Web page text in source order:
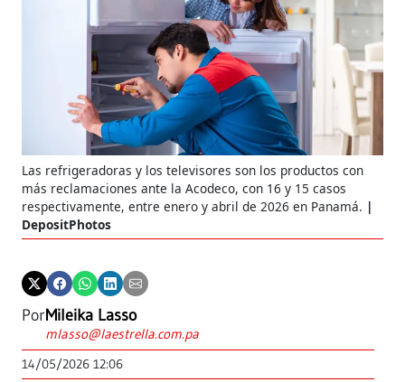
Las refrigeradoras y los televisores son los productos con
más reclamaciones ante la Acodeco, con 16 y 15 casos
respectivamente, entre enero y abril de 2026 en Panamá.
DepositPhotos
PorMileika Lasso
mlasso@laestrella.com.pa
14/05/2026 12:06